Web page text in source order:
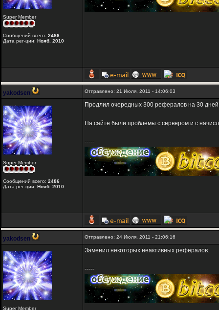
Super Member
Сообщений всего: 2486
Дата рег-ции: Нояб. 2010
yakodsen Отправлено: 21 Июля, 2011 - 14:06:03
Super Member
Сообщений всего: 2486
Дата рег-ции: Нояб. 2010
Продлил очередных 300 рефералов на 30
На сайте были проблемы с сервером и с
-----
yakodsen Отправлено: 24 Июля, 2011 - 21:06:16
Super Member
Заменил некоторых неактивных рефералов.
-----